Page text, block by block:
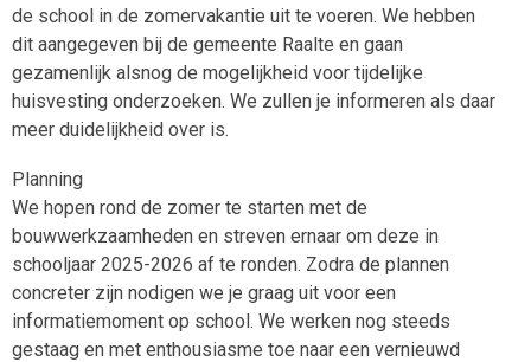
de school in de zomervakantie uit te voeren. We hebben
dit aangegeven bij de gemeente Raalte en gaan
gezamenlijk alsnog de mogelijkheid voor tijdelijke
huisvesting onderzoeken. We zullen je informeren als daar
meer duidelijkheid over is.
Planning
We hopen rond de zomer te starten met de
bouwwerkzaamheden en streven ernaar om deze in
schooljaar 2025-2026 af te ronden. Zodra de plannen
concreter zijn nodigen we je graag uit voor een
informatiemoment op school. We werken nog steeds
gestaag en met enthousiasme toe naar een vernieuwd